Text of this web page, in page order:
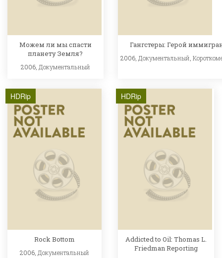
Можем ли мы спасти
планету Земля?
2006, Документальный
Гангстеры: Герой
2006, Документальный ,
HDRip
Rock Bottom
2006, Документальный
HDRip
Addicted to Oil: Thomas L.
Friedman Reporting